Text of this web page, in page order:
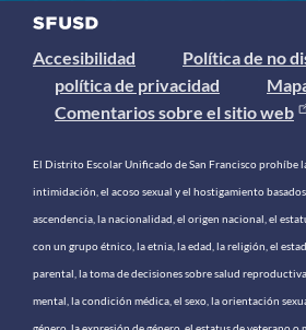
Accesibilidad
Política de no
política de privacidad
Comentarios sobre el sitio web
El Distrito Escolar Unificado de San Francisco prohíbe
intimidación, el acoso sexual y el hostigamiento
ascendencia, la nacionalidad, el origen nacional, el
con un grupo étnico, la etnia, la edad, la religión, el
parental, la toma de decisiones sobre salud
mental, la condición médica, el sexo, la orientación